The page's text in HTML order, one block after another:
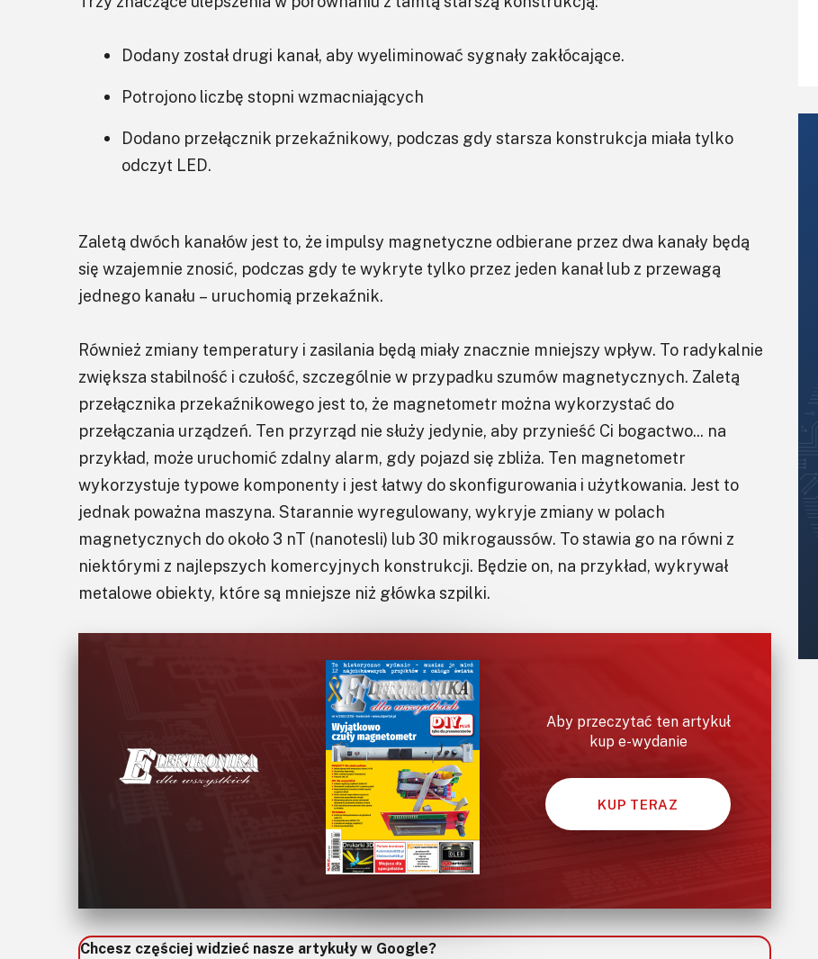
Dodany został drugi kanał, aby wyeliminować sygnały zakłócające.
Potrojono liczbę stopni wzmacniających
Dodano przełącznik przekaźnikowy, podczas gdy starsza konstrukcja miała tylko
odczyt LED.
Zaletą dwóch kanałów jest to, że impulsy magnetyczne odbierane przez dwa kanały będą
się wzajemnie znosić, podczas gdy te wykryte tylko przez jeden kanał lub z przewagą
jednego kanału – uruchomią przekaźnik.
Również zmiany temperatury i zasilania będą miały znacznie mniejszy wpływ. To radykalnie
zwiększa stabilność i czułość, szczególnie w przypadku szumów magnetycznych. Zaletą
przełącznika przekaźnikowego jest to, że magnetometr można wykorzystać do
przełączania urządzeń. Ten przyrząd nie służy jedynie, aby przynieść Ci bogactwo... na
przykład, może uruchomić zdalny alarm, gdy pojazd się zbliża. Ten magnetometr
wykorzystuje typowe komponenty i jest łatwy do skonfigurowania i użytkowania. Jest to
jednak poważna maszyna. Starannie wyregulowany, wykryje zmiany w polach
magnetycznych do około 3 nT (nanotesli) lub 30 mikrogaussów. To stawia go na równi z
niektórymi z najlepszych komercyjnych konstrukcji. Będzie on, na przykład, wykrywał
metalowe obiekty, które są mniejsze niż główka szpilki.
Aby przeczytać ten artykuł
kup e-wydanie
KUP TERAZ
Chcesz częściej widzieć nasze artykuły w Google?